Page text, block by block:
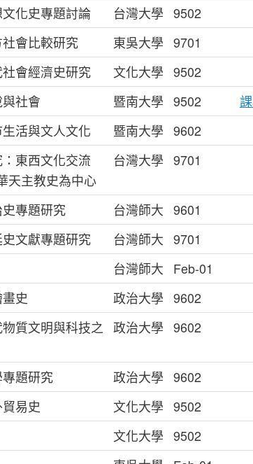
化史專題討論 台灣大學 9502
會比較研究 東吳大學 9701
會經濟史研究 文化大學 9502
社會 暨南大學 9502
活與文人文化
暨南大學 9602
東西文化交流
天主教史為中心
台灣大學 9701
專題研究 台灣師大 9601
文獻專題研究
台灣師大 9701
台灣師大
Feb-01
史 政治大學 9602
質文明與科技之
政治大學 9602
題研究 政治大學 9602
易史 文化大學 9502
文化大學 9502